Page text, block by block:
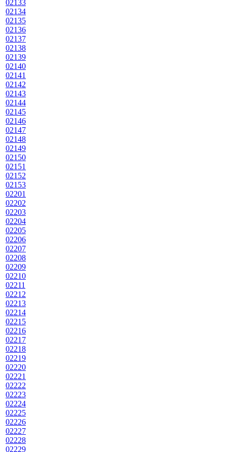
02133
02134
02135
02136
02137
02138
02139
02140
02141
02142
02143
02144
02145
02146
02147
02148
02149
02150
02151
02152
02153
02201
02202
02203
02204
02205
02206
02207
02208
02209
02210
02211
02212
02213
02214
02215
02216
02217
02218
02219
02220
02221
02222
02223
02224
02225
02226
02227
02228
02229